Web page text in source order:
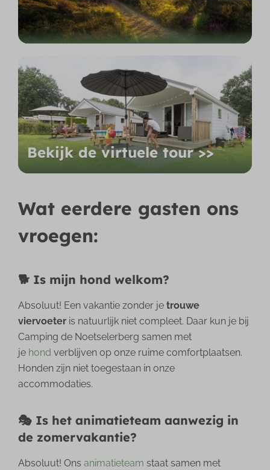
Bekijk de virtuele tour >>
Wat eerdere gasten ons
vroegen:
🐕 Is mijn hond welkom?
Absoluut! Een vakantie zonder jetrouwe
viervoeter is natuurlijk niet compleet. Daar kun je bij
Camping de Noetselerberg samen met
je hond verblijven op onze ruime comfortplaatsen.
Honden zijn niet toegestaan in onze
accommodaties.
🎭 Is het animatieteam aanwezig in
de zomervakantie?
Absoluut! Onsanimatieteam staat samen met